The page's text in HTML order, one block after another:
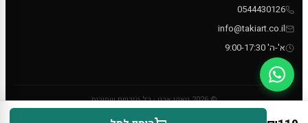
0544430126
info@takiart.co.il
א'-ה' 9:00-17:30
© 2026 טאקי ארט - כל הזכויות שמורות